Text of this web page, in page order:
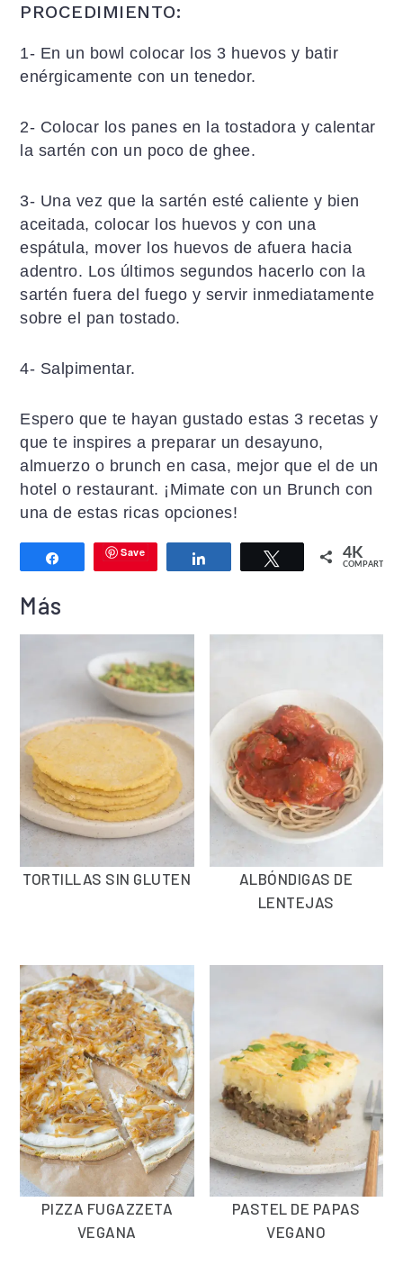
PROCEDIMIENTO:
1- En un bowl colocar los 3 huevos y batir
enérgicamente con un tenedor.
2- Colocar los panes en la tostadora y calentar
la sartén con un poco de ghee.
3- Una vez que la sartén esté caliente y bien
aceitada, colocar los huevos y con una
espátula, mover los huevos de afuera hacia
adentro. Los últimos segundos hacerlo con la
sartén fuera del fuego y servir inmediatamente
sobre el pan tostado.
4- Salpimentar.
Espero que te hayan gustado estas 3 recetas y
que te inspires a preparar un desayuno,
almuerzo o brunch en casa, mejor que el de un
hotel o restaurant. ¡Mimate con un Brunch con
una de estas ricas opciones!
CompartirSave Compartir Twittear 4K
COMPARTIR
Más
TORTILLAS SIN GLUTEN
ALBÓNDIGAS DE
LENTEJAS
PIZZA FUGAZZETA
VEGANA
PASTEL DE PAPAS
VEGANO